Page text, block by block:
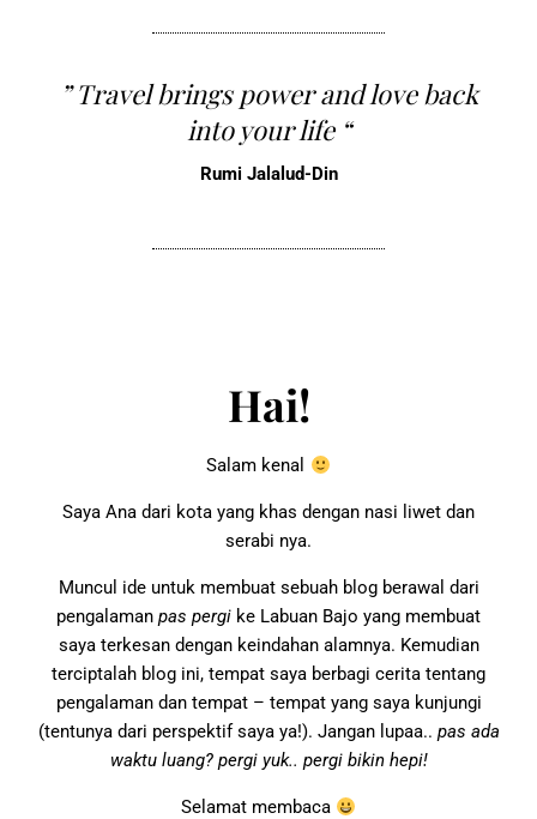
” Travel brings power and love back
into your life “
Rumi Jalalud-Din
Hai!
Salam kenal
Saya Ana dari kota yang khas dengan nasi liwet dan
serabi nya.
Muncul ide untuk membuat sebuah blog berawal dari
pengalaman pas pergi ke Labuan Bajo yang membuat
saya terkesan dengan keindahan alamnya. Kemudian
terciptalah blog ini, tempat saya berbagi cerita tentang
pengalaman dan tempat – tempat yang saya kunjungi
(tentunya dari perspektif saya ya!). Jangan lupaa.. pas ada
waktu luang? pergi yuk.. pergi bikin hepi!
Selamat membaca